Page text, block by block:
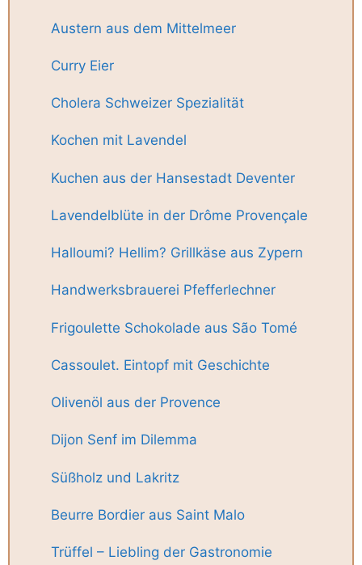
Austern aus dem Mittelmeer
Curry Eier
Cholera Schweizer Spezialität
Kochen mit Lavendel
Kuchen aus der Hansestadt Deventer
Lavendelblüte in der Drôme Provençale
Halloumi? Hellim? Grillkäse aus Zypern
Handwerksbrauerei Pfefferlechner
Frigoulette Schokolade aus São Tomé
Cassoulet. Eintopf mit Geschichte
Olivenöl aus der Provence
Dijon Senf im Dilemma
Süßholz und Lakritz
Beurre Bordier aus Saint Malo
Trüffel – Liebling der Gastronomie